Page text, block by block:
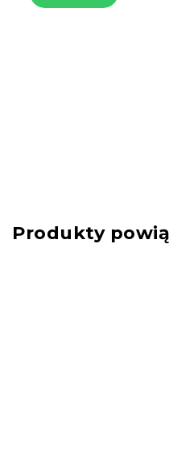
Produkty